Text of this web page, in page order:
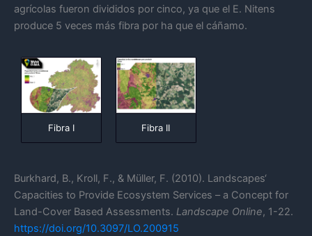
agrícolas fueron divididos por cinco, ya que el E. Nitens
produce 5 veces más fibra por ha que el cáñamo.
Fibra I Fibra II
Burkhard, B., Kroll, F., & Müller, F. (2010). Landscapes‘
Capacities to Provide Ecosystem Services – a Concept for
Land-Cover Based Assessments. Landscape Online, 1-22.
https://doi.org/10.3097/LO.200915